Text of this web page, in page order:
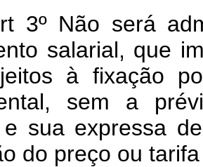
3º Não será
salarial, que
à fixação
sem a
e sua expressa
do preço ou